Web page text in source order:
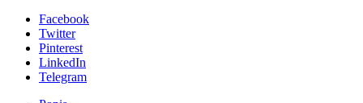
Facebook
Twitter
Pinterest
LinkedIn
Telegram